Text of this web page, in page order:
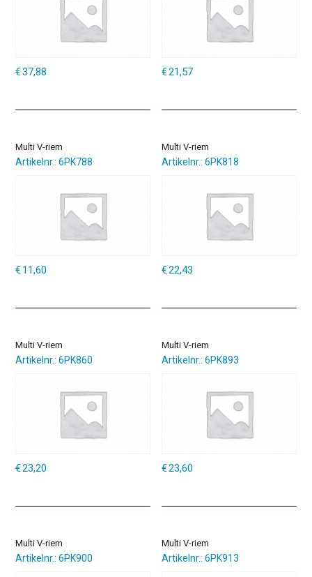
€37,88 €21,57
Multi V-riem
Artikelnr.: 6PK788
€11,60
Multi V-riem
Artikelnr.: 6PK818
€22,43
Multi V-riem
Artikelnr.: 6PK860
€23,20
Multi V-riem
Artikelnr.: 6PK893
€23,60
Multi V-riem
Artikelnr.: 6PK900
Multi V-riem
Artikelnr.: 6PK913